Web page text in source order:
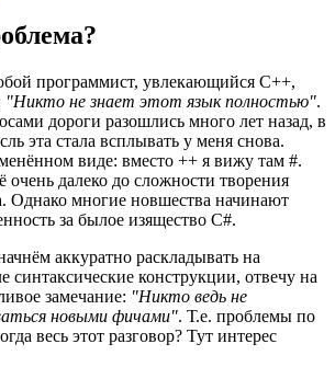
программист, увлекающийся C++,
"Никто не знает этот язык полностью".
дороги разошлись много лет назад, в
эта стала всплывать у меня снова.
виде: вместо ++ я вижу там #.
далеко до сложности творения
Однако многие новшества начинают
за былое изящество C#.
аккуратно раскладывать на
синтаксические конструкции, отвечу на
замечание: "Никто ведь не
новыми фичами". Т.е. проблемы по
весь этот разговор? Тут интерес